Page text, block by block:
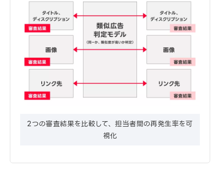
2つの審査結果を比較して、担当者間の再発生率を可
視化